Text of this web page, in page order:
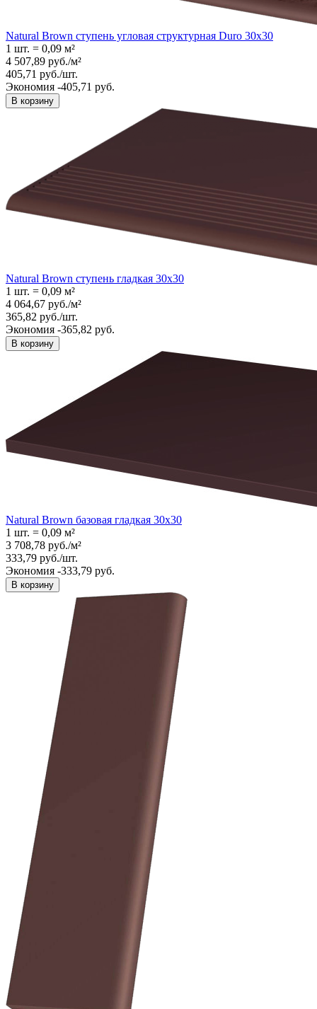
Natural Brown ступень угловая структурная Duro 30x30
1 шт. = 0,09 м²
4 507,89 руб./м²
405,71 руб./шт.
Экономия -405,71 руб.
В корзину
Natural Brown ступень гладкая 30x30
1 шт. = 0,09 м²
4 064,67 руб./м²
365,82 руб./шт.
Экономия -365,82 руб.
В корзину
Natural Brown базовая гладкая 30x30
1 шт. = 0,09 м²
3 708,78 руб./м²
333,79 руб./шт.
Экономия -333,79 руб.
В корзину